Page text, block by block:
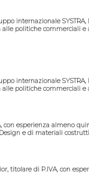
internazionale
politiche commerciali
internazionale
politiche commerciali e
esperienza almeno
e di materiali
titolare di P.IVA, con